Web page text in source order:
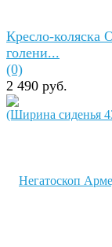
Кресло-коляска
голени...
(0)
2 490 руб.